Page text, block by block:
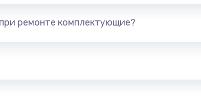
ремонте комплектующие?